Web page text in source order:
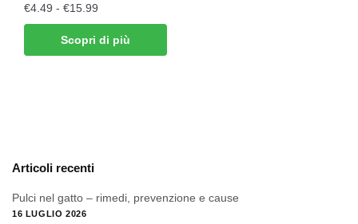
€4.49 - €15.99
Scopri di più
Articoli recenti
Pulci nel gatto – rimedi, prevenzione e cause
16 LUGLIO 2026